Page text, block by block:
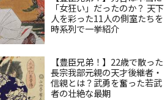
「女狂い」だったのか？ 天下
人を彩った11人の側室たちを
時系列で一挙紹介
【豊臣兄弟！】22歳で散った
長宗我部元親の天才後継者・
信親とは？武勇を奮った若武
者の壮絶な最期